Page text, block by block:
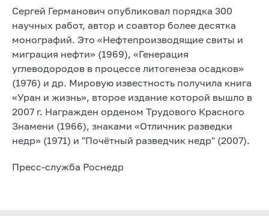
Сергей Германович опубликовал порядка 300
научных работ, автор и соавтор более десятка
монографий. Это «Нефтепроизводящие свиты и
миграция нефти» (1969), «Генерация
углеводородов в процессе литогенеза осадков»
(1976) и др. Мировую известность получила книга
«Уран и жизнь», второе издание которой вышло в
2007 г. Награжден орденом Трудового Красного
Знамени (1966), знаками «Отличник разведки
недр» (1971) и "Почётный разведчик недр" (2007).
Пресс-служба Роснедр